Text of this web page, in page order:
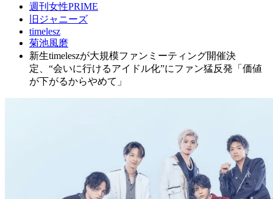
週刊女性PRIME
旧ジャニーズ
timelesz
菊池風磨
新生timeleszが大規模ファンミーティング開催決
定、“会いに行けるアイドル化”にファン猛反発「価値
が下がるからやめて」